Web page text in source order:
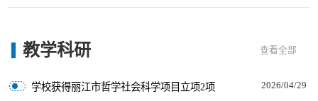
教学科研 查看全部
学校获得丽江市哲学社会科学项目立项2项 2026/04/29